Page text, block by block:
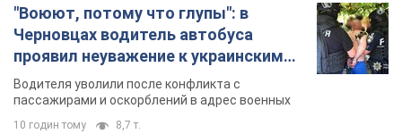
"Воюют, потому что глупы": в
Черновцах водитель автобуса
проявил неуважение к украинским
военным и поплатился за это.
Видео
Водителя уволили после конфликта с
пассажирами и оскорблений в адрес военных
10 годин тому 8,7 т.